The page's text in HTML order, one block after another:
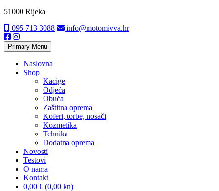
51000 Rijeka
095 713 3088
info@motomivva.hr
Primary Menu
Naslovna
Shop
Kacige
Odjeća
Obuća
Zaštitna oprema
Koferi, torbe, nosači
Kozmetika
Tehnika
Dodatna oprema
Novosti
Testovi
O nama
Kontakt
0,00 € (0,00 kn)